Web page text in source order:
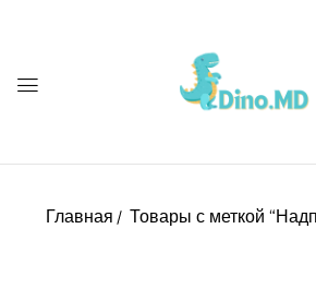
Главная Товары с меткой